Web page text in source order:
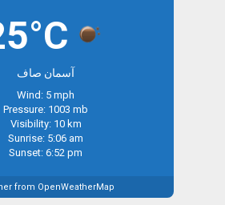
25°C
آسمان صاف
Wind: 5 mph
Pressure: 1003 mb
Visibility: 10 km
Sunrise: 5:06 am
Sunset: 6:52 pm
Weather from OpenWeatherMap